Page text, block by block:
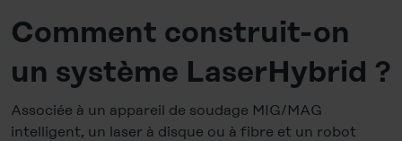
Comment construit-on
un système LaserHybrid ?
Associée à un appareil de soudage MIG/MAG
intelligent, un laser à disque ou à fibre et un robot